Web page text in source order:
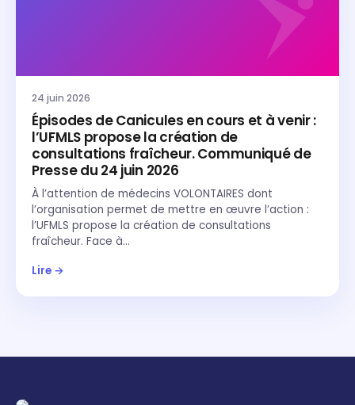
24 juin 2026
Épisodes de Canicules en cours et à venir :
l’UFMLS propose la création de
consultations fraîcheur. Communiqué de
Presse du 24 juin 2026
À l’attention de médecins VOLONTAIRES dont
l’organisation permet de mettre en œuvre l’action :
l’UFMLS propose la création de consultations
fraîcheur. Face à…
Lire →